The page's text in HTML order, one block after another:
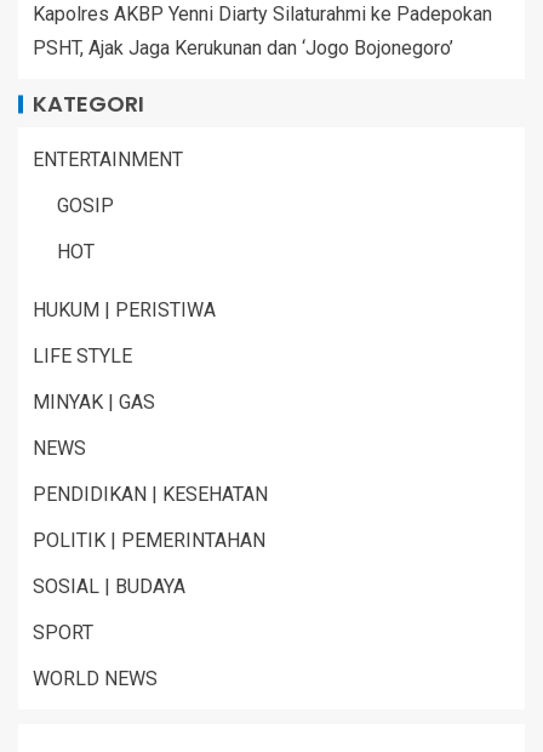
Kapolres AKBP Yenni Diarty Silaturahmi ke Padepokan
PSHT, Ajak Jaga Kerukunan dan ‘Jogo Bojonegoro’
KATEGORI
ENTERTAINMENT
GOSIP
HOT
HUKUM | PERISTIWA
LIFE STYLE
MINYAK | GAS
NEWS
PENDIDIKAN | KESEHATAN
POLITIK | PEMERINTAHAN
SOSIAL | BUDAYA
SPORT
WORLD NEWS